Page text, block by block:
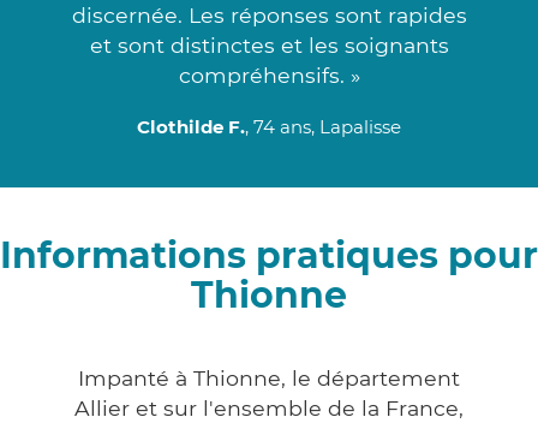
discernée. Les réponses sont rapides
et sont distinctes et les soignants
compréhensifs. »
Clothilde F., 74 ans, Lapalisse
Informations pratiques pour
Thionne
Impanté à Thionne, le département
Allier et sur l'ensemble de la France,